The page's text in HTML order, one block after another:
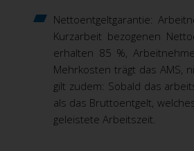
Nettoentgeltgarantie:
Kurzarbeit bezogenen
erhalten 85 %,
Mehrkosten trägt das AMS,
gilt zudem: Sobald das
als das Bruttoentgelt,
geleistete Arbeitszeit.